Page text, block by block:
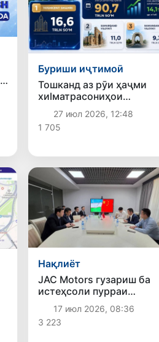
Буриши иҷтимоӣ
Тошканд аз рӯи ҳаҷми
хиlматрасониҳои
ҷойгиронӣ ва хӯрокворӣ
дар ҷои аввал қарор
гирифт
27 июл 2026, 12:48
1 705
Нақлиёт
JAC Motors гузариш ба
истеҳсоли пурраи
мошинҳоро дар
Ӯзбекистон суръат
мебахшад
17 июл 2026, 08:36
3 223